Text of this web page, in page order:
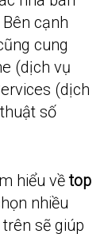
cạnh
cung
(dịch vụ
(dịch
số
hiểu vềtop
nhiều
sẽ giúp